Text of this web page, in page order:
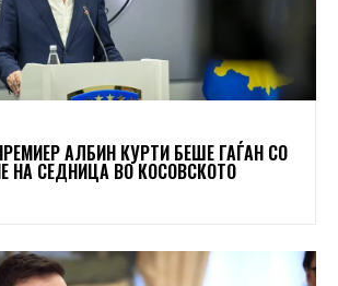
АЛБИН КУРТИ БЕШЕ ГАЃАН СО
НА СЕДНИЦА ВО КОСОВСКОТО